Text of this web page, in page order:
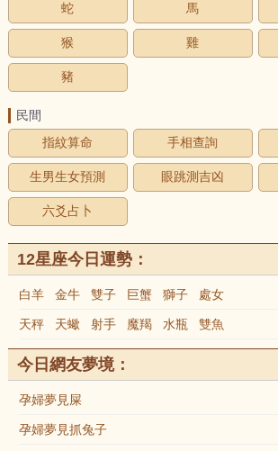
蛇 馬
猴 雞
豬
民間
指紋算命
手相查詢
生男生女預測 眼跳測吉凶
六爻占卜
12星座今日運勢：
白羊 金牛 雙子 巨蟹 獅子 處女
天秤 天蠍 射手 魔羯 水瓶 雙魚
今日網友夢境：
孕婦夢見屎
孕婦夢見抓兔子